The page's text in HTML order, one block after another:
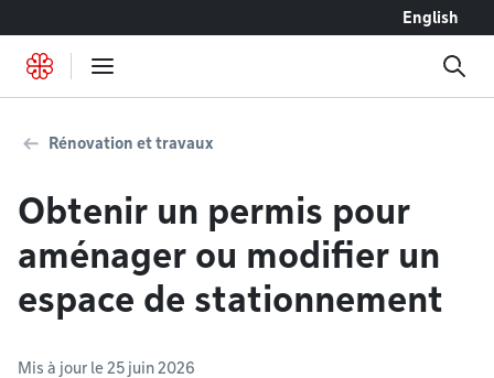
English
Rénovation et travaux
Obtenir un permis pour
aménager ou modifier un
espace de stationnement
Mis à jour le 25 juin 2026